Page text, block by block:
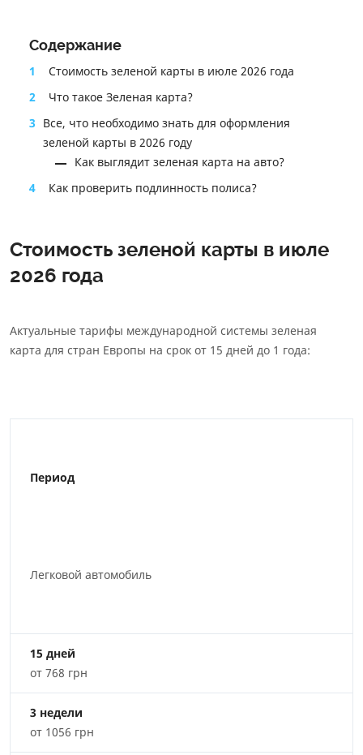
Содержание
1
Стоимость зеленой карты в июле 2026 года
2
Что такое Зеленая карта?
3 Все, что необходимо знать для оформления
зеленой карты в 2026 году
Как выглядит зеленая карта на авто?
4
Как проверить подлинность полиса?
Стоимость зеленой карты в июле
2026 года
Актуальные тарифы международной системы зеленая
карта для стран Европы на срок от 15 дней до 1 года:
Период
Легковой автомобиль
15 дней
от 768 грн
3 недели
от 1056 грн